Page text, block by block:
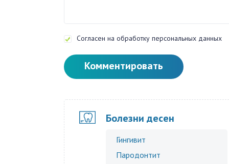
Согласен на обработку персональных данных
Комментировать
Болезни десен
Гингивит
Пародонтит